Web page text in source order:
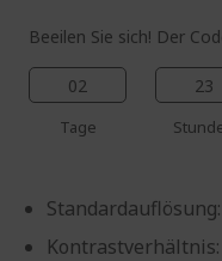
Beeilen Sie sich! Der
02
Tage
23
Kontrastverhältnis: